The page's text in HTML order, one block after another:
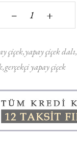
‒ +
çiçek yapay çiçek dalı
gerçekçi yapay çiçek